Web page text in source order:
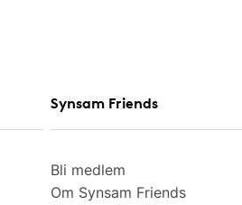
Synsam Friends
Bli medlem
Om Synsam Friends